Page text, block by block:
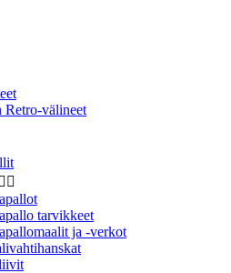
Retro-välineet
 
tarvikkeet
ja -verkot